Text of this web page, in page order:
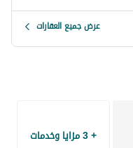
عرض جميع العقارات
+ 3 مزايا وخدمات